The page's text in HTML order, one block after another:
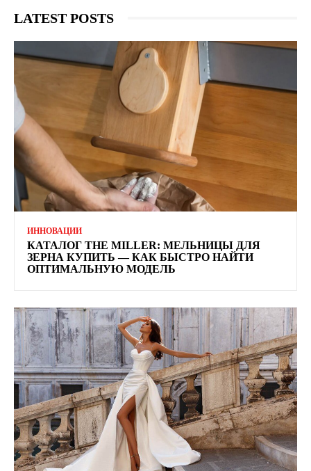
LATEST POSTS
ИННОВАЦИИ
КАТАЛОГ THE MILLER: МЕЛЬНИЦЫ ДЛЯ
ЗЕРНА КУПИТЬ — КАК БЫСТРО НАЙТИ
ОПТИМАЛЬНУЮ МОДЕЛЬ